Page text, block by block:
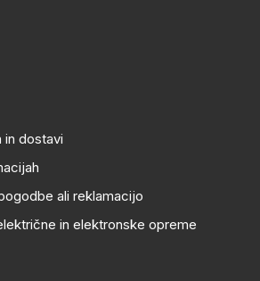
in dostavi
ali reklamacijo
in elektronske opreme